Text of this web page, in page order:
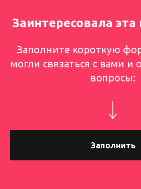
Заинтересовала
Заполните короткую
могли связаться с вами и
вопросы:
Заполнить